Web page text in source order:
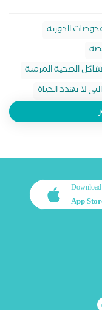
الدورية
الصحية المزمنة
لا تهدد الحياة
Download
App